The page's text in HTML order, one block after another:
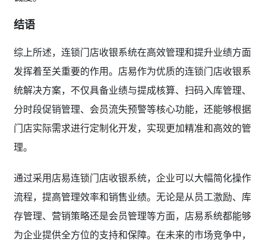
结语
综上所述，连锁门店收银系统在高效管理和提升业绩方面
发挥着至关重要的作用。店易作为优质的连锁门店收银系
统解决方案，不仅具备业绩与提成核算、扫码入库管理、
分时段促销管理、会员流失预警等核心功能，还能够根据
门店实际需求进行定制化开发，实现更加精准和高效的管
理。
通过采用店易连锁门店收银系统，企业可以大幅简化操作
流程，提高管理效率和销售业绩。无论是从员工激励、库
存管理、营销策略还是会员管理等方面，店易系统都能够
为企业提供全方位的支持和保障。在未来的市场竞争中，